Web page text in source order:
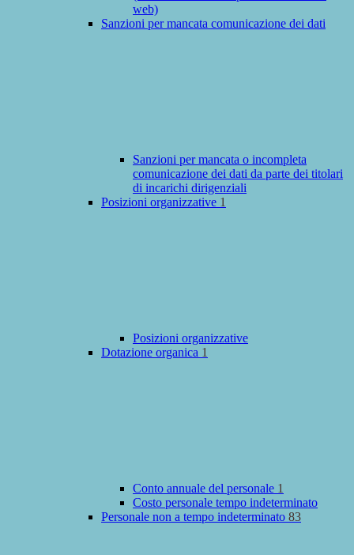
web)
Sanzioni per mancata comunicazione dei dati
Sanzioni per mancata o incompleta
comunicazione dei dati da parte dei titolari
di incarichi dirigenziali
Posizioni organizzative 1
Posizioni organizzative
Dotazione organica 1
Conto annuale del personale 1
Costo personale tempo indeterminato
Personale non a tempo indeterminato 83